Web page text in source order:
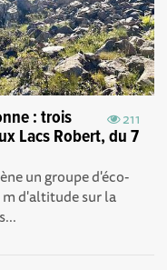
211
: trois
Lacs Robert, du 7
un groupe d'éco-
d'altitude sur la